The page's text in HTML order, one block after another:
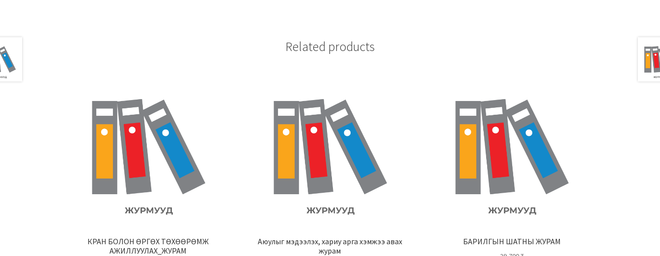
Related products
КРАН БОЛОН ӨРГӨХ ТӨХӨӨРӨМЖ
АЖИЛЛУУЛАХ_ЖУРАМ
Аюулыг мэдээлэх, хариу арга хэмжээ авах
журам
БАРИЛГЫН ШАТНЫ ЖУРАМ